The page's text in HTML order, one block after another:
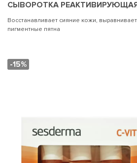
CЫВОРОТКА
Восстанавливает сияние кожи,
пигментные пятна
-15%